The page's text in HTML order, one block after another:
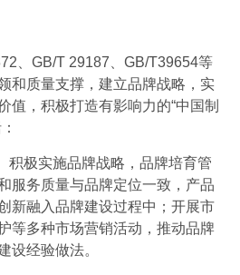
、GB/T 29187、GB/T39654等
和质量支撑，建立品牌战略，实
值，积极打造有影响力的“中国制
积极实施品牌战略，品牌培育管
服务质量与品牌定位一致，产品
新融入品牌建设过程中；开展市
等多种市场营销活动，推动品牌
设经验做法。